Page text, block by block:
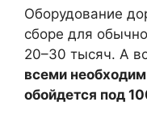
Оборудование
сборе для
20–30 тысяч. А
всеми
обойдется под